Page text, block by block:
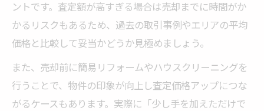
ントです。査定額が高すぎる場合は売却までに時間がか
かるリスクもあるため、過去の取引事例やエリアの平均
価格と比較して妥当かどうか見極めましょう。
また、売却前に簡易リフォームやハウスクリーニングを
行うことで、物件の印象が向上し査定価格アップにつな
がるケースもあります。実際に「少し手を加えただけで